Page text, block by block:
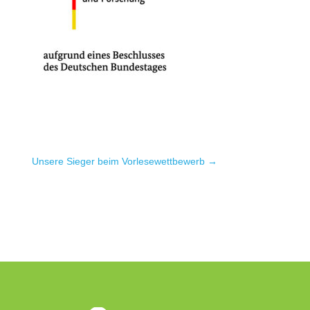
Unsere Sieger beim Vorlese­wettbewerb→